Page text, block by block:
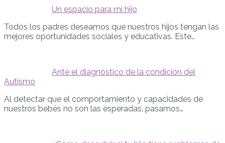
Un espacio para mi hijo
Todos los padres deseamos que nuestros hijos tengan las
mejores oportunidades sociales y educativas. Este…
Ante el diagnóstico de la condición del
Autismo
Al detectar que el comportamiento y capacidades de
nuestros bebés no son las esperadas, pasamos…